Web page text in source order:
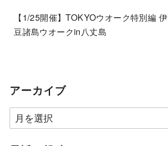
【1/25開催】TOKYOウオーク特別編 伊
豆諸島ウオークin八丈島
アーカイブ
ア
ー